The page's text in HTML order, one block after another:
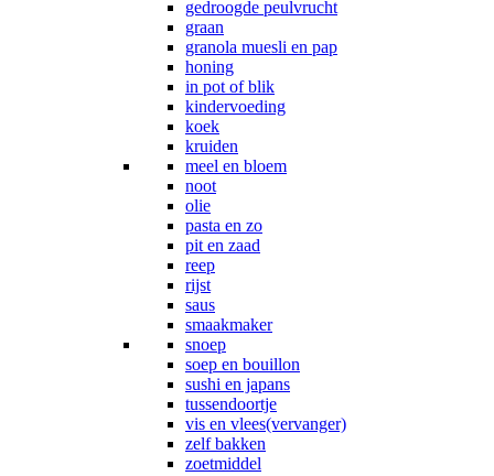
gedroogde peulvrucht
graan
granola muesli en pap
honing
in pot of blik
kindervoeding
koek
kruiden
meel en bloem
noot
olie
pasta en zo
pit en zaad
reep
rijst
saus
smaakmaker
snoep
soep en bouillon
sushi en japans
tussendoortje
vis en vlees(vervanger)
zelf bakken
zoetmiddel